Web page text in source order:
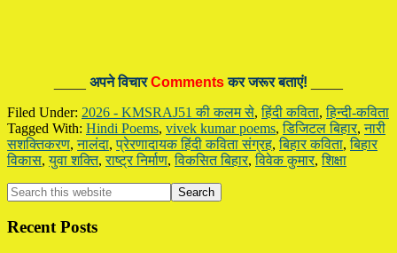
अपने विचारCommentsकर जरूर बताएं!
Filed Under: 2026 - KMSRAJ51 की कलम से,हिंदी कविता,हिन्दी-कविता
Tagged With: Hindi Poems, vivek kumar poems,डिजिटल बिहार,नारी
सशक्तिकरण,नालंदा,प्रेरणादायक हिंदी कविता संग्रह,बिहार कविता,बिहार
विकास,युवा शक्ति,राष्ट्र निर्माण,विकसित बिहार,विवेक कुमार,शिक्षा
Primary
Sidebar
Search
this
website
Recent Posts